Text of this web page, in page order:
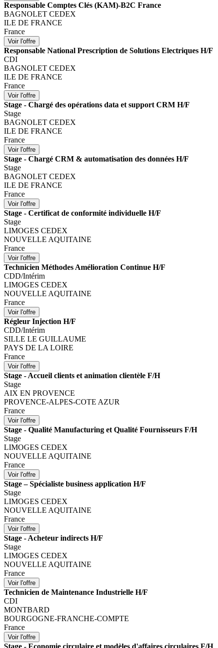
Responsable Comptes Clés (KAM)-B2C France
BAGNOLET CEDEX
ILE DE FRANCE
France
Responsable National Prescription de Solutions Electriques H/F
CDI
BAGNOLET CEDEX
ILE DE FRANCE
France
Stage - Chargé des opérations data et support CRM H/F
Stage
BAGNOLET CEDEX
ILE DE FRANCE
France
Stage - Chargé CRM & automatisation des données H/F
Stage
BAGNOLET CEDEX
ILE DE FRANCE
France
Stage - Certificat de conformité individuelle H/F
Stage
LIMOGES CEDEX
NOUVELLE AQUITAINE
France
Technicien Méthodes Amélioration Continue H/F
CDD/Intérim
LIMOGES CEDEX
NOUVELLE AQUITAINE
France
Régleur Injection H/F
CDD/Intérim
SILLE LE GUILLAUME
PAYS DE LA LOIRE
France
Stage - Accueil clients et animation clientèle F/H
Stage
AIX EN PROVENCE
PROVENCE-ALPES-COTE AZUR
France
Stage - Qualité Manufacturing et Qualité Fournisseurs F/H
Stage
LIMOGES CEDEX
NOUVELLE AQUITAINE
France
Stage – Spécialiste business application H/F
Stage
LIMOGES CEDEX
NOUVELLE AQUITAINE
France
Stage - Acheteur indirects H/F
Stage
LIMOGES CEDEX
NOUVELLE AQUITAINE
France
Technicien de Maintenance Industrielle H/F
CDI
MONTBARD
BOURGOGNE-FRANCHE-COMPTE
France
Stage - Economie circulaire et modèles d'affaires circulaires F/H